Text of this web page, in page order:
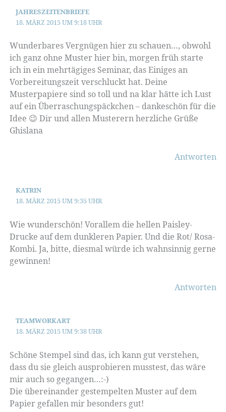
JAHRESZEITENBRIEFE
18. MÄRZ 2015 UM 9:18 UHR
Wunderbares Vergnügen hier zu schauen…, obwohl
ich ganz ohne Muster hier bin, morgen früh starte
ich in ein mehrtägiges Seminar, das Einiges an
Vorbereitungszeit verschluckt hat. Deine
Musterpapiere sind so toll und na klar hätte ich Lust
auf ein Überraschungspäckchen – dankeschön für die
Idee 😉 Dir und allen Musterern herzliche Grüße
Ghislana
Antworten
KATRIN
18. MÄRZ 2015 UM 9:35 UHR
Wie wunderschön! Vorallem die hellen Paisley-
Drucke auf dem dunkleren Papier. Und die Rot/ Rosa-
Kombi. Ja, bitte, diesmal würde ich wahnsinnig gerne
gewinnen!
Antworten
TEAMWORKART
18. MÄRZ 2015 UM 9:38 UHR
Schöne Stempel sind das, ich kann gut verstehen,
dass du sie gleich ausprobieren musstest, das wäre
mir auch so gegangen…:-)
Die übereinander gestempelten Muster auf dem
Papier gefallen mir besonders gut!